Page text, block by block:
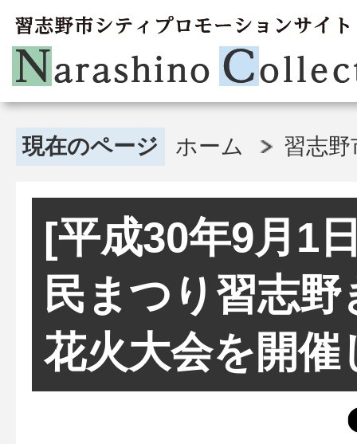
現在のページ ホーム 習志
[平成30年9月1
民まつり習志
花火大会を開催